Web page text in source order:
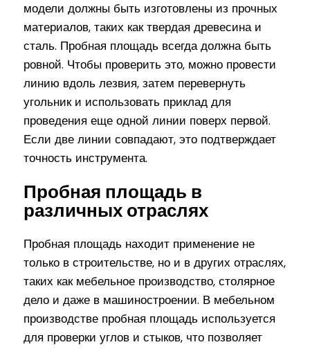
модели должны быть изготовлены из прочных
материалов, таких как твердая древесина и
сталь. Пробная площадь всегда должна быть
ровной. Чтобы проверить это, можно провести
линию вдоль лезвия, затем перевернуть
угольник и использовать приклад для
проведения еще одной линии поверх первой.
Если две линии совпадают, это подтверждает
точность инструмента.
Пробная площадь в
различных отраслях
Пробная площадь находит применение не
только в строительстве, но и в других отраслях,
таких как мебельное производство, столярное
дело и даже в машиностроении. В мебельном
производстве пробная площадь используется
для проверки углов и стыков, что позволяет